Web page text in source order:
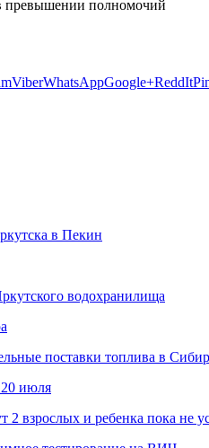
ViberWhatsAppGoogle+ReddIt
в Пекин
водохранилища
поставки топлива в
20 июля
взрослых и ребенка пока не